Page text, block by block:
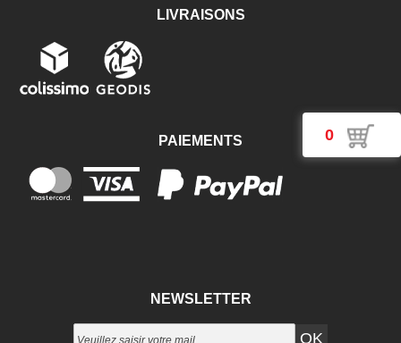
0
LIVRAISONS
PAIEMENTS
NEWSLETTER